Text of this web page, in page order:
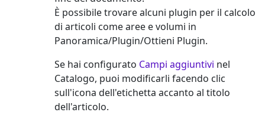
È possibile trovare alcuni plugin per il calcolo
di articoli come aree e volumi in
Panoramica/Plugin/Ottieni Plugin.
Se hai configurato Campi aggiuntivi nel
Catalogo, puoi modificarli facendo clic
sull'icona dell'etichetta accanto al titolo
dell'articolo.